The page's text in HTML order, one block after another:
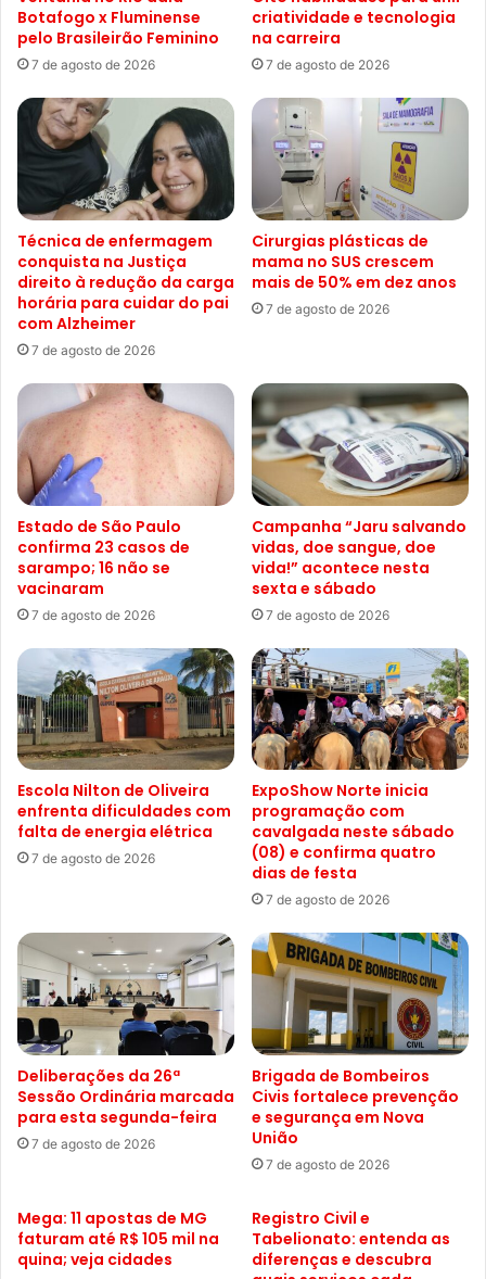
Botafogo x Fluminense
pelo Brasileirão Feminino
7 de agosto de 2026
criatividade e tecnologia
na carreira
7 de agosto de 2026
Técnica de enfermagem
conquista na Justiça
direito à redução da carga
horária para cuidar do pai
com Alzheimer
7 de agosto de 2026
Cirurgias plásticas de
mama no SUS crescem
mais de 50% em dez anos
7 de agosto de 2026
Estado de São Paulo
confirma 23 casos de
sarampo; 16 não se
vacinaram
7 de agosto de 2026
Campanha “Jaru salvando
vidas, doe sangue, doe
vida!” acontece nesta
sexta e sábado
7 de agosto de 2026
Escola Nilton de Oliveira
enfrenta dificuldades com
falta de energia elétrica
7 de agosto de 2026
ExpoShow Norte inicia
programação com
cavalgada neste sábado
(08) e confirma quatro
dias de festa
7 de agosto de 2026
Deliberações da 26ª
Sessão Ordinária marcada
para esta segunda-feira
7 de agosto de 2026
Brigada de Bombeiros
Civis fortalece prevenção
e segurança em Nova
União
7 de agosto de 2026
Mega: 11 apostas de MG
faturam até R$ 105 mil na
quina; veja cidades
Registro Civil e
Tabelionato: entenda as
diferenças e descubra